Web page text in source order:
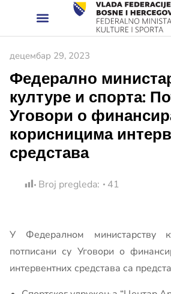
децембар 29, 2023
Федерално
културе и спорта:
Уговори о
корисницима
средстава
Broj pregleda: 41
У Федералном министарству
потписани су Уговори о
интервентних средстава са